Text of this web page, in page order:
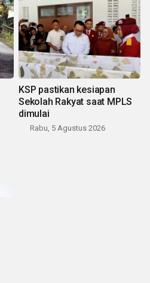
KSP pastikan kesiapan
Sekolah Rakyat saat MPLS
dimulai
Rabu, 5 Agustus 2026